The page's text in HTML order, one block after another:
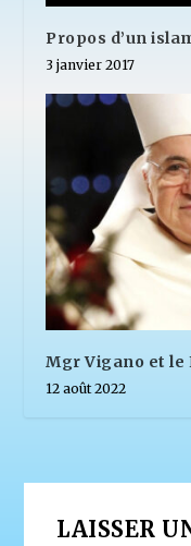
Propos d’un
3 janvier 2017
Mgr Vigano et le
12 août 2022
LAISSER